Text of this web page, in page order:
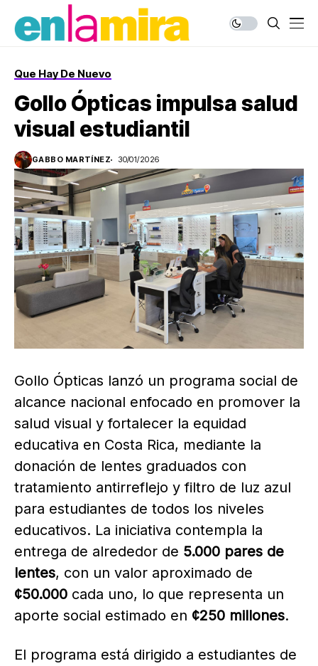
Que Hay De Nuevo
Gollo Ópticas impulsa salud
visual estudiantil
GABBO MARTÍNEZ 30/01/2026
Gollo Ópticas lanzó un programa social de
alcance nacional enfocado en promover la
salud visual y fortalecer la equidad
educativa en Costa Rica, mediante la
donación de lentes graduados con
tratamiento antirreflejo y filtro de luz azul
para estudiantes de todos los niveles
educativos. La iniciativa contempla la
entrega de alrededor de 5.000 pares de
lentes, con un valor aproximado de
¢50.000 cada uno, lo que representa un
aporte social estimado en ¢250 millones.
El programa está dirigido a estudiantes de